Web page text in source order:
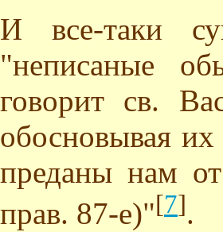
И все-таки
"неписаные
говорит св.
обосновывая их
преданы нам
прав. 87-е)"[7].